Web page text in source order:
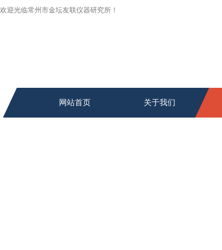
欢迎光临常州市金坛友联仪器研究所！
网站首页 关于我们